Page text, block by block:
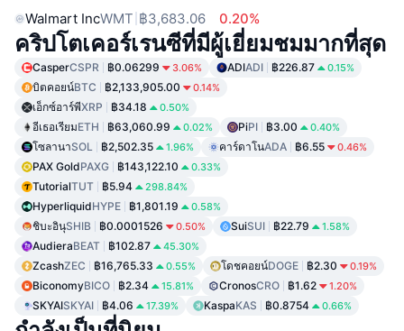
Walmart IncWMT ฿3,683.06 0.20%
คริปโตเคอร์เรนซีที่มีผู้เยี่ยมชมมากที่สุด
CasperCSPR ฿0.06299 3.06% ADIADI ฿226.87 0.15%
บิตคอยน์BTC ฿2,133,905.00 0.14%
เอ็กซ์อาร์พีXRP ฿34.18 0.50%
อีเธอเรียมETH ฿63,060.99 0.02% PiPI ฿3.00 0.40%
โซลานาSOL ฿2,502.35 1.96% คาร์ดาโนADA ฿6.55 0.46%
PAX GoldPAXG ฿143,122.10 0.33%
TutorialTUT ฿5.94 298.84%
HyperliquidHYPE ฿1,801.19 0.58%
ชิบะอินุSHIB ฿0.0001526 0.50% SuiSUI ฿22.79 1.58%
AudieraBEAT ฿102.87 45.30%
ZcashZEC ฿16,765.33 0.55% โดชคอยน์DOGE ฿2.30 0.19%
BiconomyBICO ฿2.34 15.81% CronosCRO ฿1.62 1.20%
SKYAISKYAI ฿4.06 17.39% KaspaKAS ฿0.8754 0.66%